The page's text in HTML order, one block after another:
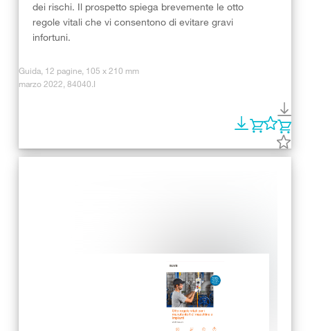
dei rischi. Il prospetto spiega brevemente le otto
regole vitali che vi consentono di evitare gravi
infortuni.
Guida, 12 pagine, 105 x 210 mm
marzo 2022, 84040.I